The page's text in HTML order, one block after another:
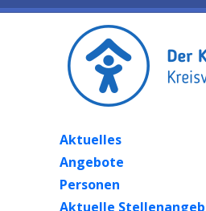
Aktuelles
Angebote
Personen
Aktuelle